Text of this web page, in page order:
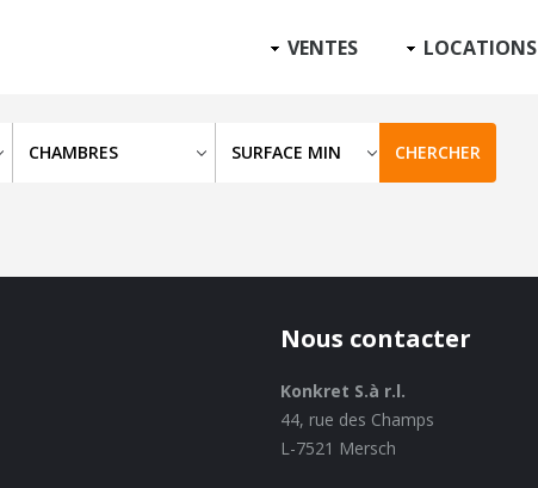
LOCATIONS
VENTES
Nous contacter
Konkret S.à r.l.
44, rue des Champs
L-7521 Mersch